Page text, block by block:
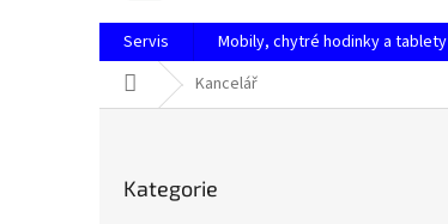
Servis Mobily, chytré hodinky a tablety
Domů Kancelář
kategorie
Kategorie